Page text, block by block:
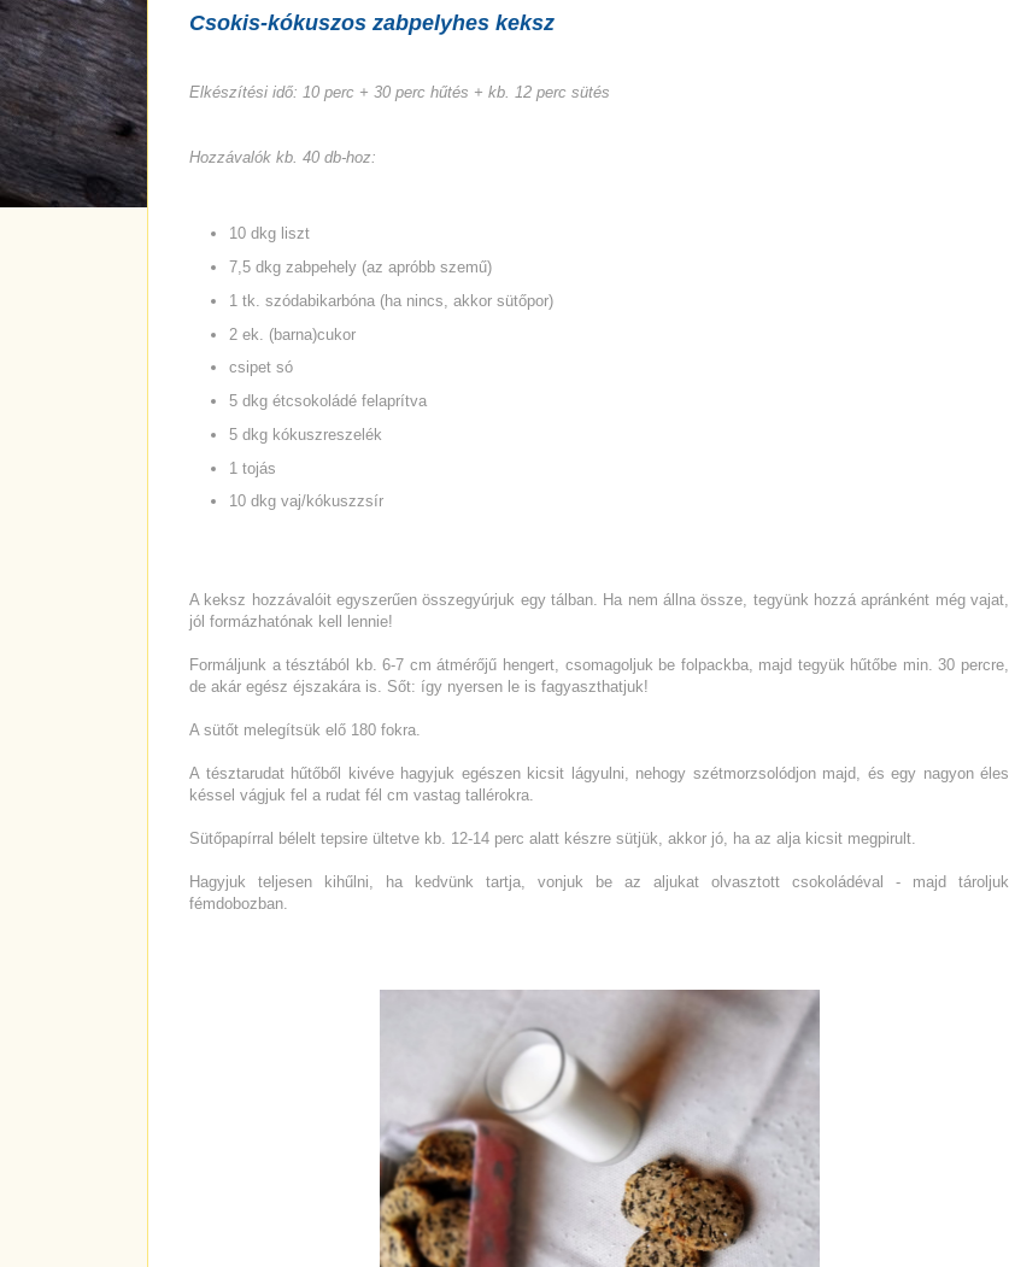
Csokis-kókuszos zabpelyhes keksz
Elkészítési idő: 10 perc + 30 perc hűtés + kb. 12 perc sütés
Hozzávalók kb. 40 db-hoz:
10 dkg liszt
7,5 dkg zabpehely (az apróbb szemű)
1 tk. szódabikarbóna (ha nincs, akkor sütőpor)
2 ek. (barna)cukor
csipet só
5 dkg étcsokoládé felaprítva
5 dkg kókuszreszelék
1 tojás
10 dkg vaj/kókuszzsír
A keksz hozzávalóit egyszerűen összegyúrjuk egy tálban. Ha nem állna össze, tegyünk hozzá apránként még vajat,
jól formázhatónak kell lennie!
Formáljunk a tésztából kb. 6-7 cm átmérőjű hengert, csomagoljuk be folpackba, majd tegyük hűtőbe min. 30 percre,
de akár egész éjszakára is. Sőt: így nyersen le is fagyaszthatjuk!
A sütőt melegítsük elő 180 fokra.
A tésztarudat hűtőből kivéve hagyjuk egészen kicsit lágyulni, nehogy szétmorzsolódjon majd, és egy nagyon éles
késsel vágjuk fel a rudat fél cm vastag tallérokra.
Sütőpapírral bélelt tepsire ültetve kb. 12-14 perc alatt készre sütjük, akkor jó, ha az alja kicsit megpirult.
Hagyjuk teljesen kihűlni, ha kedvünk tartja, vonjuk be az aljukat olvasztott csokoládéval - majd tároljuk
fémdobozban.